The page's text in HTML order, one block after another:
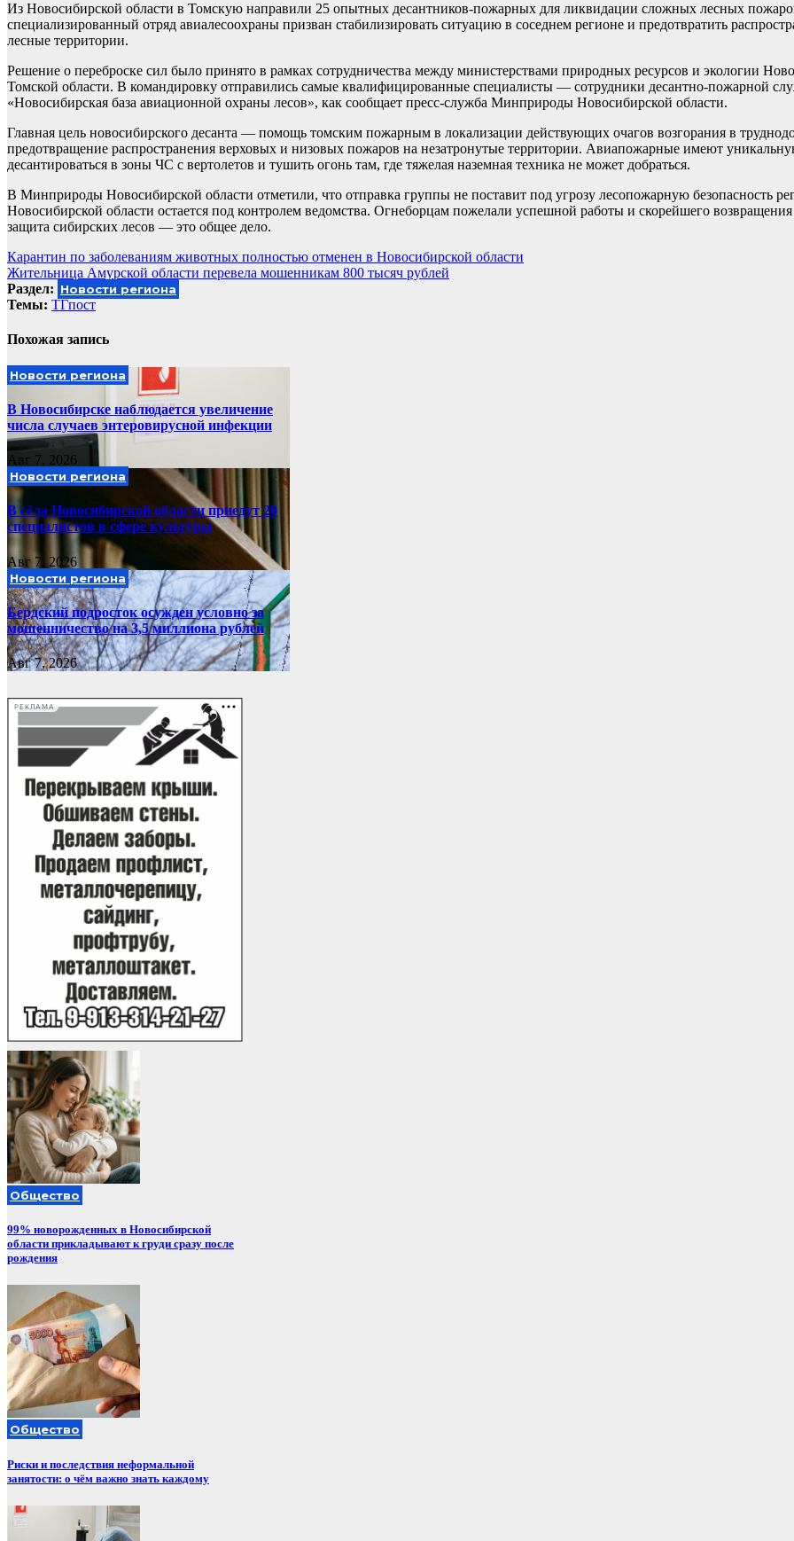
Из Новосибирской области в Томскую направили 25 опытных десантников-пожарных для ликвидации сложных лесных
специализированный отряд авиалесоохраны призван стабилизировать ситуацию в соседнем регионе и предотвратить
лесные территории.
Решение о переброске сил было принято в рамках сотрудничества между министерствами природных ресурсов и экологии
Томской области. В командировку отправились самые квалифицированные специалисты — сотрудники десантно-пожарной
«Новосибирская база авиационной охраны лесов», как сообщает пресс-служба Минприроды Новосибирской области.
Главная цель новосибирского десанта — помощь томским пожарным в локализации действующих очагов возгорания в
предотвращение распространения верховых и низовых пожаров на незатронутые территории. Авиапожарные имеют
десантироваться в зоны ЧС с вертолетов и тушить огонь там, где тяжелая наземная техника не может добраться.
В Минприроды Новосибирской области отметили, что отправка группы не поставит под угрозу лесопожарную безопасность
Новосибирской области остается под контролем ведомства. Огнеборцам пожелали успешной работы и скорейшего
защита сибирских лесов — это общее дело.
Навигация
по
записям
Карантин по заболеваниям животных полностью отменен в Новосибирской области
Жительница Амурской области перевела мошенникам 800 тысяч рублей
Раздел: Новости региона
Темы: ТГпост
Похожая запись
Новости региона
В Новосибирске наблюдается увеличение
числа случаев энтеровирусной инфекции
Авг 7, 2026
Новости региона
В сёла Новосибирской области приедут 20
специалистов в сфере культуры
Авг 7, 2026
Новости региона
Бердский подросток осужден условно за
мошенничество на 3,5 миллиона рублей
Авг 7, 2026
РЕКЛАМА
Общество
99% новорожденных в Новосибирской
области прикладывают к груди сразу после
рождения
Общество
Риски и последствия неформальной
занятости: о чём важно знать каждому